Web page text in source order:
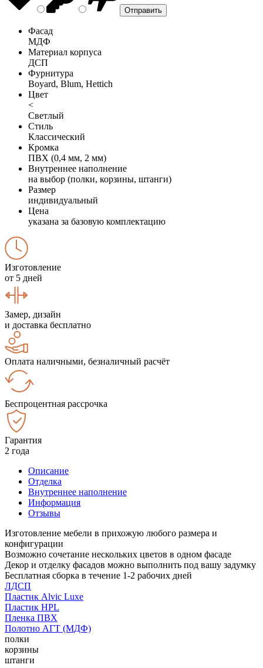
Фасад
МДФ
Материал корпуса
ДСП
Фурнитура
Boyard, Blum, Hettich
Цвет
<
Светлый
Стиль
Классический
Кромка
ПВХ (0,4 мм, 2 мм)
Внутреннее наполнение
на выбор (полки, корзины, штанги)
Размер
индивидуальный
Цена
указана за базовую комплектацию
Изготовление
от 5 дней
Замер, дизайн
и доставка бесплатно
Оплата наличными, безналичный расчёт
Беспроцентная рассрочка
Гарантия
2 года
Описание
Отделка
Внутреннее наполнение
Информация
Отзывы
Изготовление мебели в прихожую любого размера и
конфигурации
Возможно сочетание нескольких цветов в одном фасаде
Декор и отделку фасадов можно выполнить под вашу задумку
Бесплатная сборка в течение 1-2 рабочих дней
ЛДСП
Пластик Alvic Luxe
Пластик HPL
Пленка ПВХ
Полотно АГТ (МДФ)
полки
корзины
штанги